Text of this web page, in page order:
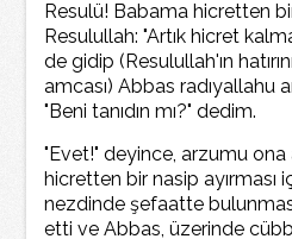
Resulü! Babama hicretten
Resulullah: "Artık hicret
de gidip (Resulullah'ın
amcası) Abbas radıyallahu
"Beni tanıdın mı?" dedim.
"Evet!" deyince, arzumu
hicretten bir nasip ayırması
nezdinde şefaatte
etti ve Abbas, üzerinde